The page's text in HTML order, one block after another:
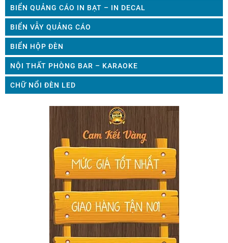
BIỂN QUẢNG CÁO IN BẠT – IN DECAL
BIỂN VẪY QUẢNG CÁO
BIỂN HỘP ĐÈN
NỘI THẤT PHÒNG BAR – KARAOKE
CHỮ NỔI ĐÈN LED